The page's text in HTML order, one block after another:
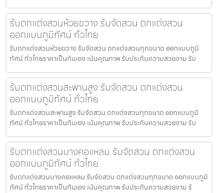
รับตกแต่งสวนห้วยขวาง รับจัดสวน ตกแต่งสวน
ออกแบบภูมิทัศน์ ทั่วไทย
รับตกแต่งสวนห้วยขวาง รับจัดสวน ตกแต่งสวนทุกขนาด ออกแบบภูมิ
ทัศน์ ทั่วไทยราคาเป็นกันเอง เน้นคุณภาพ รับประกันความสวยงาม รับ
รับตกแต่งสวนสะพานสูง รับจัดสวน ตกแต่งสวน
ออกแบบภูมิทัศน์ ทั่วไทย
รับตกแต่งสวนสะพานสูง รับจัดสวน ตกแต่งสวนทุกขนาด ออกแบบภูมิ
ทัศน์ ทั่วไทยราคาเป็นกันเอง เน้นคุณภาพ รับประกันความสวยงาม รับ
รับตกแต่งสวนบางคอแหลม รับจัดสวน ตกแต่งสวน
ออกแบบภูมิทัศน์ ทั่วไทย
รับตกแต่งสวนบางคอแหลม รับจัดสวน ตกแต่งสวนทุกขนาด ออกแบบภูมิ
ทัศน์ ทั่วไทยราคาเป็นกันเอง เน้นคุณภาพ รับประกันความสวยงาม รั